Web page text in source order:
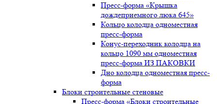
Пресс-форма «Крышка
дождеприемного люка 645»
Кольцо колодца одноместная
пресс-форма
Конус-переходник колодца на
кольцо 1090 мм одноместная
пресс-форма ИЗ ПАКОВКИ
Дно колодца одноместная пресс-
форма
Блоки строительные стеновые
Пресс-форма «Блоки строительные